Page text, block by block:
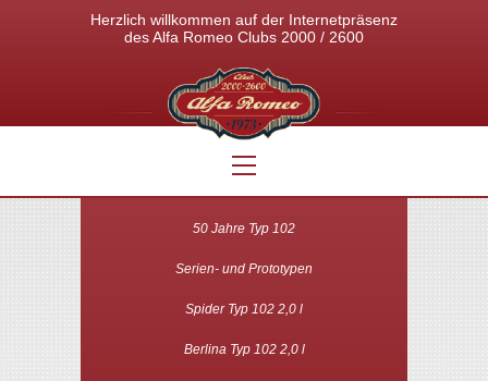
Herzlich willkommen auf der Internetpräsenz
des Alfa Romeo Clubs 2000 / 2600
Über uns
Fahrzeuge
50 Jahre Typ 102
Serien- und Prototypen
Spider Typ 102 2,0 l
Berlina Typ 102 2,0 l